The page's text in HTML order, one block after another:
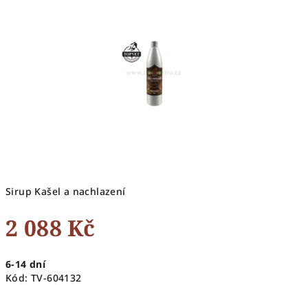
Sirup Kašel a nachlazení
2 088 Kč
cena:
6-14 dní
Kód: TV-604132